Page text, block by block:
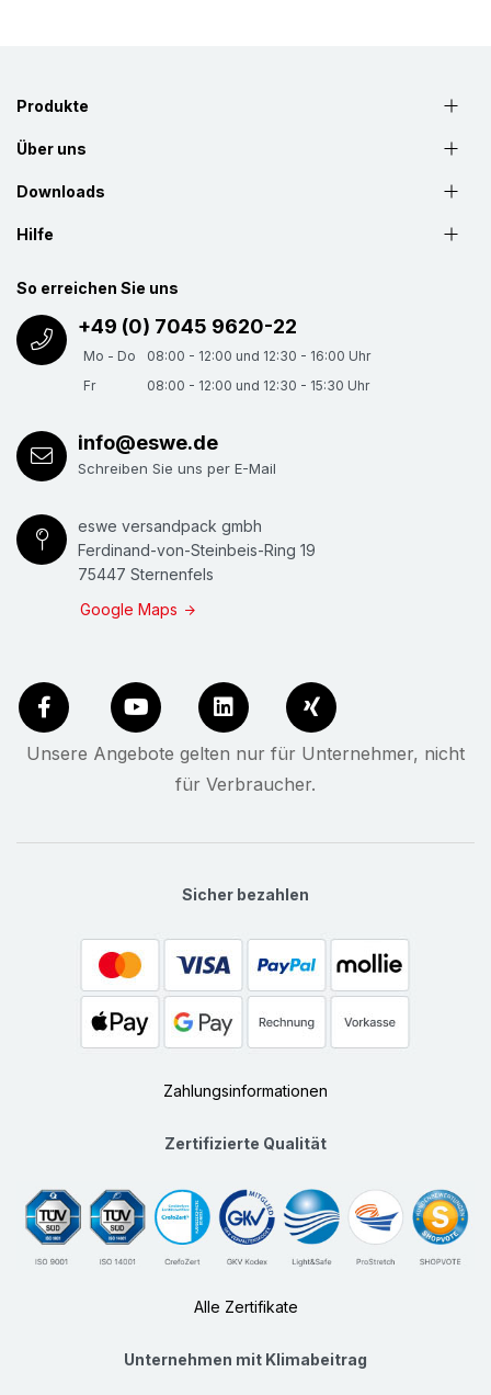
Produkte
Über uns
Downloads
Hilfe
So erreichen Sie uns
+49 (0) 7045 9620-22
Mo - Do
08:00 - 12:00 und 12:30 - 16:00 Uhr
Fr
08:00 - 12:00 und 12:30 - 15:30 Uhr
info@eswe.de
Schreiben Sie uns per E-Mail
eswe versandpack gmbh
Ferdinand-von-Steinbeis-Ring 19
75447 Sternenfels
Google Maps
Unsere Angebote gelten nur für Unternehmer, nicht
für Verbraucher.
Sicher bezahlen
Zahlungsinformationen
Zertifizierte Qualität
Alle Zertifikate
Unternehmen mit Klimabeitrag